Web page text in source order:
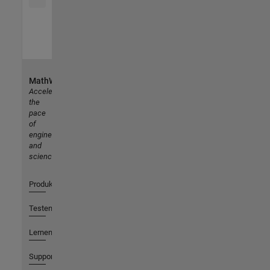
MathWorks
Accelerating
the
pace
of
engineering
and
science
Produkte
Testen oder Kaufen
Lernen
Support